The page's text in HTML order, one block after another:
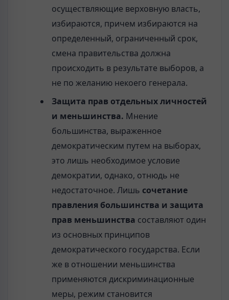
осуществляющие верховную власть,
избираются, причем избираются на
определенный, ограниченный срок,
смена правительства должна
происходить в результате выборов, а
не по желанию некоего генерала.
Защита прав отдельных личностей
и меньшинства. Мнение
большинства, выраженное
демократическим путем на выборах,
это лишь необходимое условие
демократии, однако, отнюдь не
недостаточное. Лишь сочетание
правления большинства и защита
прав меньшинства составляют один
из основных принципов
демократического государства. Если
же в отношении меньшинства
применяются дискриминационные
меры, режим становится